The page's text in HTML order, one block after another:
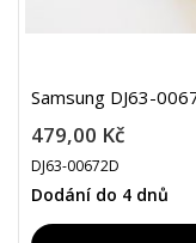
Samsung DJ63-
479,00 Kč
DJ63-00672D
Dodání do 4 dnů